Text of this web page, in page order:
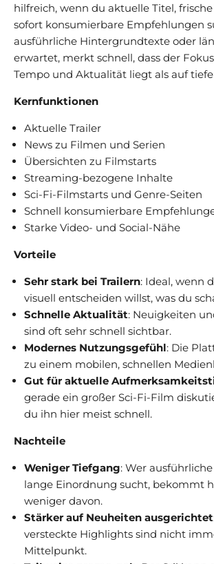
hilfreich, wenn du aktuelle Titel,
sofort konsumierbare Empfehlungen
ausführliche Hintergrundtexte oder
erwartet, merkt schnell, dass der
Tempo und Aktualität liegt als auf
Kernfunktionen
Aktuelle Trailer
News zu Filmen und Serien
Übersichten zu Filmstarts
Streaming-bezogene Inhalte
Sci-Fi-Filmstarts und Genre-Seiten
Schnell konsumierbare
Starke Video- und Social-Nähe
Vorteile
Sehr stark bei Trailern: Ideal, wenn
visuell entscheiden willst, was du
Schnelle Aktualität: Neuigkeiten
sind oft sehr schnell sichtbar.
Modernes Nutzungsgefühl: Die
zu einem mobilen, schnellen
Gut für aktuelle
gerade ein großer Sci-Fi-Film
du ihn hier meist schnell.
Nachteile
Weniger Tiefgang: Wer
lange Einordnung sucht, bekommt
weniger davon.
Stärker auf Neuheiten ausgerichtet
versteckte Highlights sind nicht
Mittelpunkt.